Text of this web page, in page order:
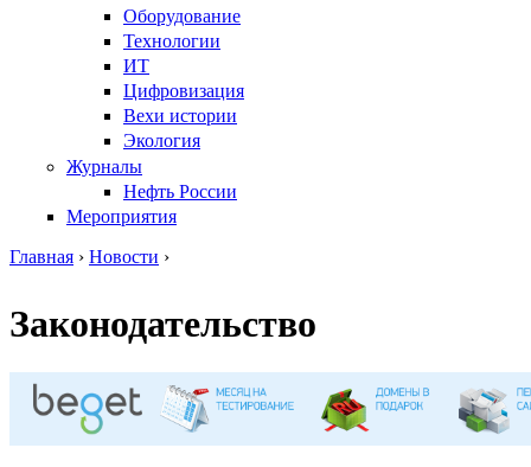
Оборудование
Технологии
ИТ
Цифровизация
Вехи истории
Экология
Журналы
Нефть России
Мероприятия
Главная › Новости ›
Законодательство